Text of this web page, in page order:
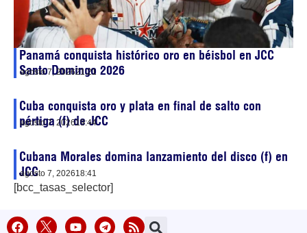
Panamá conquista histórico oro en béisbol en JCC
Santo Domingo 2026
agosto 7, 202621:21
Cuba conquista oro y plata en final de salto con
pértiga (f) de JCC
agosto 7, 202619:44
Cubana Morales domina lanzamiento del disco (f) en
JCC
agosto 7, 202618:41
[bcc_tasas_selector]